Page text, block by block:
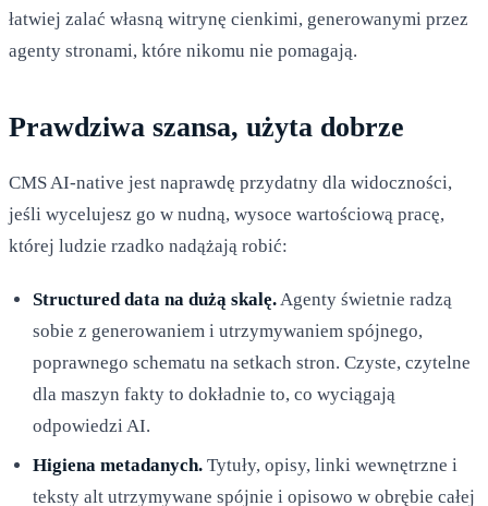
łatwiej zalać własną witrynę cienkimi, generowanymi przez
agenty stronami, które nikomu nie pomagają.
Prawdziwa szansa, użyta dobrze
CMS AI-native jest naprawdę przydatny dla widoczności,
jeśli wycelujesz go w nudną, wysoce wartościową pracę,
której ludzie rzadko nadążają robić:
Structured data na dużą skalę.Agenty świetnie radzą
sobie z generowaniem i utrzymywaniem spójnego,
poprawnego schematu na setkach stron. Czyste, czytelne
dla maszyn fakty to dokładnie to, co wyciągają
odpowiedzi AI.
Higiena metadanych. Tytuły, opisy, linki wewnętrzne i
teksty alt utrzymywane spójnie i opisowo w obrębie całej